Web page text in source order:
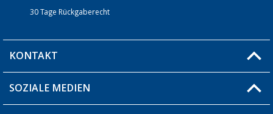
30 Tage Rückgaberecht
KONTAKT
Du hast eine Frage?
SOZIALE MEDIEN